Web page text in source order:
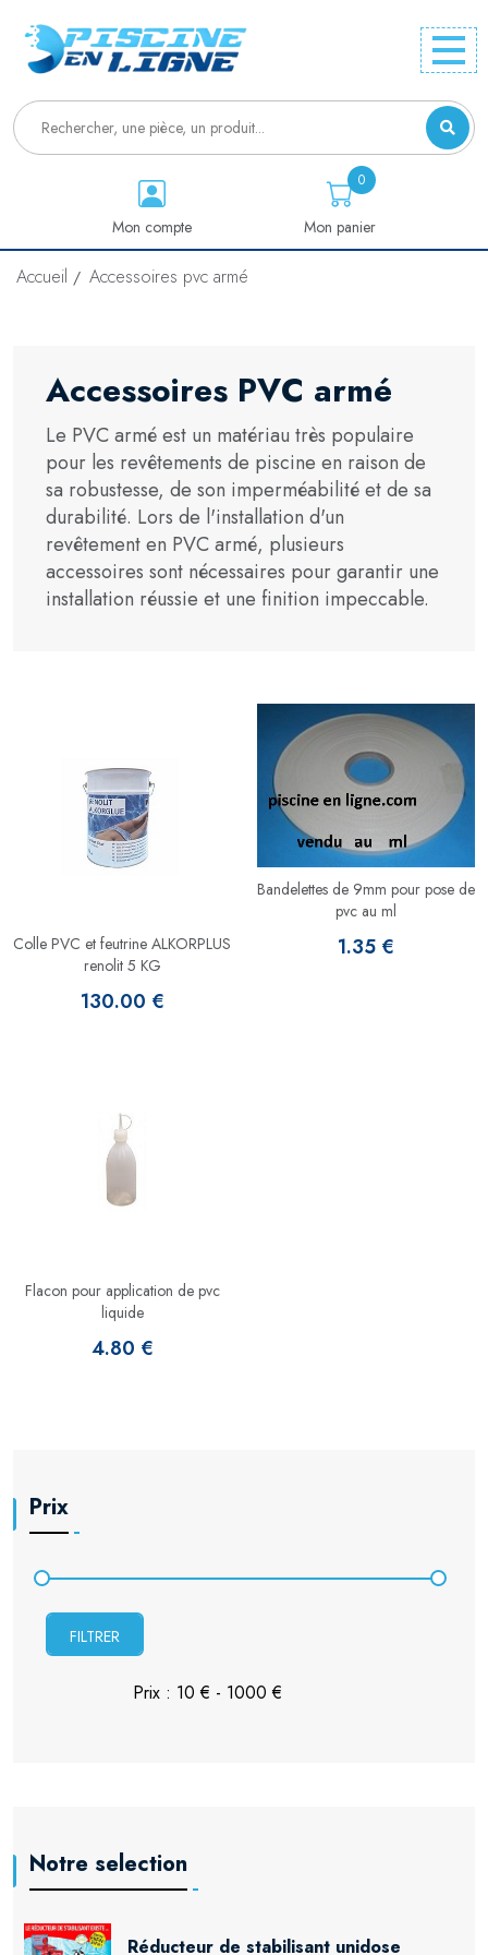
Mon compte Mon panier
0
Accueil Accessoires pvc armé
Accessoires PVC armé
Le PVC armé est un matériau très populaire
pour les revêtements de piscine en raison de
sa robustesse, de son imperméabilité et de sa
durabilité. Lors de l'installation d'un
revêtement en PVC armé, plusieurs
accessoires sont nécessaires pour garantir une
installation réussie et une finition impeccable.
Colle PVC et feutrine ALKORPLUS
renolit 5 KG
130.00 €
Bandelettes de 9mm pour pose de
pvc au ml
1.35 €
Flacon pour application de pvc
liquide
4.80 €
Prix
FILTRER
Notre selection
Réducteur de stabilisant unidose